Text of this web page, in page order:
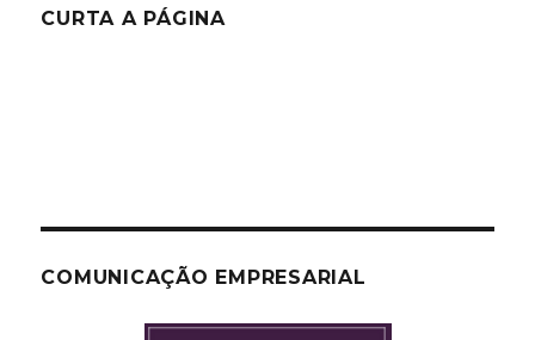
CURTA A PÁGINA
COMUNICAÇÃO EMPRESARIAL